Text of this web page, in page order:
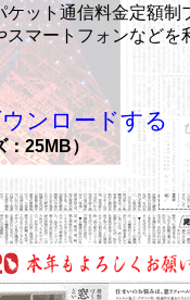
ケット通信料金定額制
スマートフォンなどを
ンロードする
：25MB）